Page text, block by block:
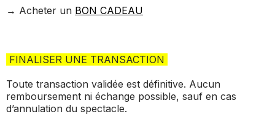
→ Acheter un BON CADEAU
FINALISER UNE TRANSACTION
Toute transaction validée est définitive. Aucun
remboursement ni échange possible, sauf en cas
d’annulation du spectacle.